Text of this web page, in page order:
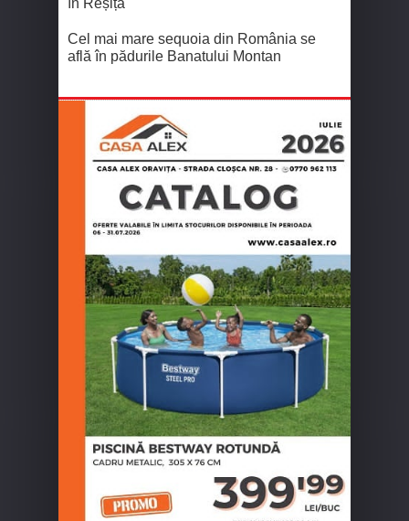
Cel mai mare sequoia din România se
află în pădurile Banatului Montan